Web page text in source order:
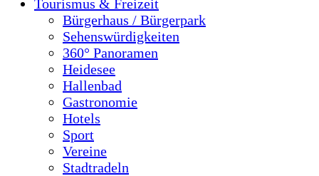
Tourismus & Freizeit
Bürgerhaus / Bürgerpark
Sehenswürdigkeiten
360° Panoramen
Heidesee
Hallenbad
Gastronomie
Hotels
Sport
Vereine
Stadtradeln